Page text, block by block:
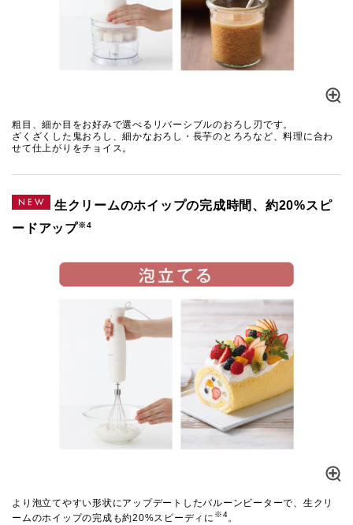
粗目、細か目をお好みで選べるリバーシブルのおろし刃です。
ざくざくした鬼おろし、細かなおろし・長芋のとろろなど、料理に合わ
せて仕上がりをチョイス。
生クリームのホイップの完成時間、約20%スピ
ードアップ※4
より泡立てやすい形状にアップデートしたバルーンビーターで、生クリ
ームのホイップの完成も約20%スピーディに ※4。